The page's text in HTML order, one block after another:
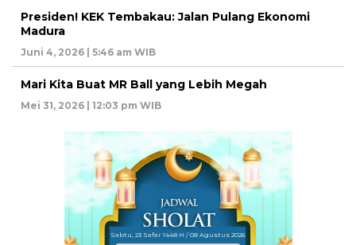
Presiden! KEK Tembakau: Jalan Pulang Ekonomi
Madura
Juni 4, 2026 | 5:46 am WIB
Mari Kita Buat MR Ball yang Lebih Megah
Mei 31, 2026 | 12:03 pm WIB
Sabtu, 23 Safar 1448 H / 08 Agustus 2026